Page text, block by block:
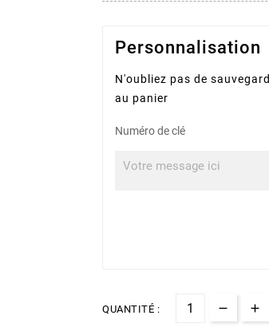
Personnalisation
N'oubliez pas de
au panier
Numéro de clé
QUANTITÉ :